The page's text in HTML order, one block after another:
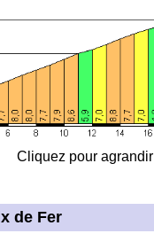
Cliquez pour agrandir
de Fer